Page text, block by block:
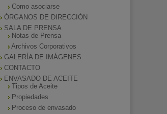
Como asociarse
ÓRGANOS DE DIRECCIÓN
SALA DE PRENSA
Notas de Prensa
Archivos Corporativos
GALERÍA DE IMÁGENES
CONTACTO
ENVASADO DE ACEITE
Tipos de Aceite
Propiedades
Proceso de envasado